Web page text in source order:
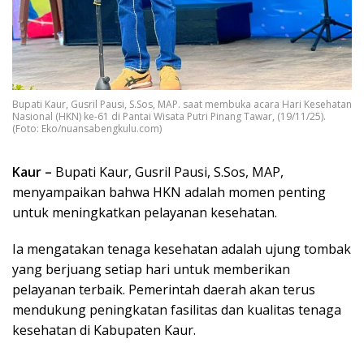
Bupati Kaur, Gusril Pausi, S.Sos, MAP. saat membuka acara Hari Kesehatan
Nasional (HKN) ke-61 di Pantai Wisata Putri Pinang Tawar, (19/11/25).
(Foto: Eko/nuansabengkulu.com)
Kaur – Bupati Kaur, Gusril Pausi, S.Sos, MAP,
menyampaikan bahwa HKN adalah momen penting
untuk meningkatkan pelayanan kesehatan.
Ia mengatakan tenaga kesehatan adalah ujung tombak
yang berjuang setiap hari untuk memberikan
pelayanan terbaik. Pemerintah daerah akan terus
mendukung peningkatan fasilitas dan kualitas tenaga
kesehatan di Kabupaten Kaur.